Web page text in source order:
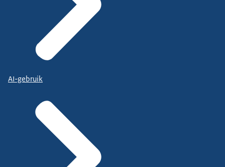
AI-gebruik